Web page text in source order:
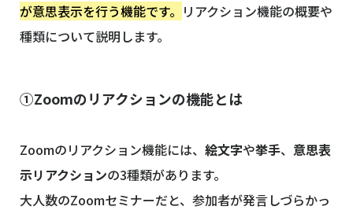
が意思表示を行う機能です。 リアクション機能の概要や
種類について説明します。
①Zoomのリアクションの機能とは
Zoomのリアクション機能には、 絵文字や挙手、 意思表
示リアクションの3種類があります。
大人数のZoomセミナーだと、参加者が発言しづらかっ